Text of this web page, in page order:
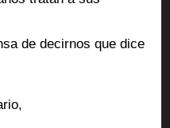
de decir­nos que dice